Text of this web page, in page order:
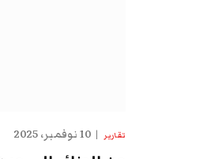
تقارير 10 نوفمبر، 2025